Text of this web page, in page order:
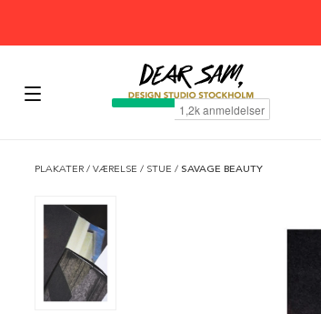
PLAKATER / VÆRELSE / STUE / SAVAGE BEAUTY